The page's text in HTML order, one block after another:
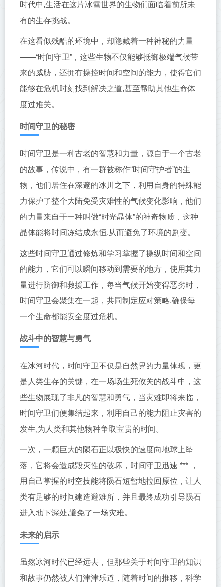
时代中,生活在这片冰雪世界的生物们面临着前所未
有的生存挑战。
在这看似残酷的环境中，却隐藏着一种神秘的力量
——“时间守卫”，这些生物不仅能够抵御极端气候带
来的威胁，还拥有操控时间和空间的能力，使得它们
能够在危机时刻找到解决之道,甚至帮助其他生命体
度过难关。
时间守卫的秘密
时间守卫是一种古老的智慧和力量，源自于一个古老
的故事，传说中，有一群被称作“时间守护者”的生
物，他们居住在深邃的冰川之下，利用自身的特殊能
力保护了整个大陆免受灾难性的气候变化影响，他们
的力量来自于一种叫做“时光晶体”的神奇物质，这种
晶体能将时间冻结成永恒,从而避免了环境的剧变。
这些时间守卫通过修炼和学习掌握了操纵时间和空间
的能力，它们可以瞬间移动到需要的地方，使用其力
量进行防御和救援工作，每当气候开始变得恶劣时，
时间守卫会聚集在一起，共同制定应对策略,确保每
一个生命都能安全度过危机。
战斗中的智慧与勇气
在冰河时代，时间守卫不仅是自然界的力量体现，更
是人类生存的关键，在一场场生死攸关的战斗中，这
些生物展现了非凡的智慧和勇气，当灾难即将来临，
时间守卫们便集结起来，利用自己的能力阻止灾害的
发生,为人类和其他物种争取宝贵的时间。
一次，一颗巨大的陨石正以极快的速度向地球上坠
落，它将会造成毁灭性的破坏，时间守卫迅速 *** ，
用自己掌握的时空技能将陨石短暂地拉回原位，让人
类有足够的时间建造避难所，并且最终成功引导陨石
进入地下深处,避免了一场灾难。
未来的启示
虽然冰河时代已经远去，但那些关于时间守卫的知识
和故事仍然被人们津津乐道，随着时间的推移，科学